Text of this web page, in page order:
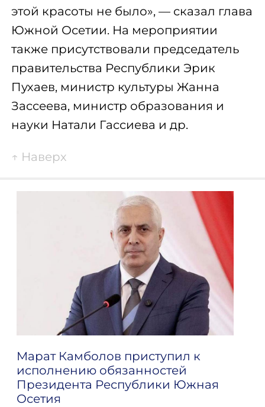
этой красоты не было», — сказал глава
Южной Осетии. На мероприятии
также присутствовали председатель
правительства Республики Эрик
Пухаев, министр культуры Жанна
Зассеева, министр образования и
науки Натали Гассиева и др.
↑ Наверх
Марат Камболов приступил к
исполнению обязанностей
Президента Республики Южная
Осетия